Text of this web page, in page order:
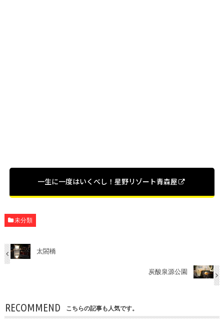
一生に一度はいくべし！星野リゾート青森屋
未分類
太閤橋
炭酸泉源公園
RECOMMEND こちらの記事も人気です。